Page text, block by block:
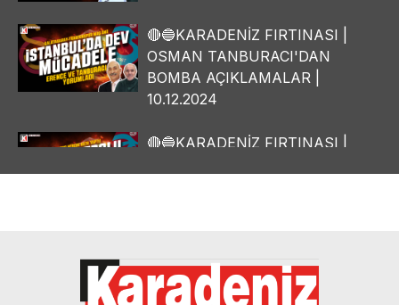
🔴🔵KARADENİZ FIRTINASI |
OSMAN TANBURACI'DAN
BOMBA AÇIKLAMALAR |
10.12.2024
🔴🔵KARADENİZ FIRTINASI |
BOMBA AÇIKLAMALAR |
05.12.2024